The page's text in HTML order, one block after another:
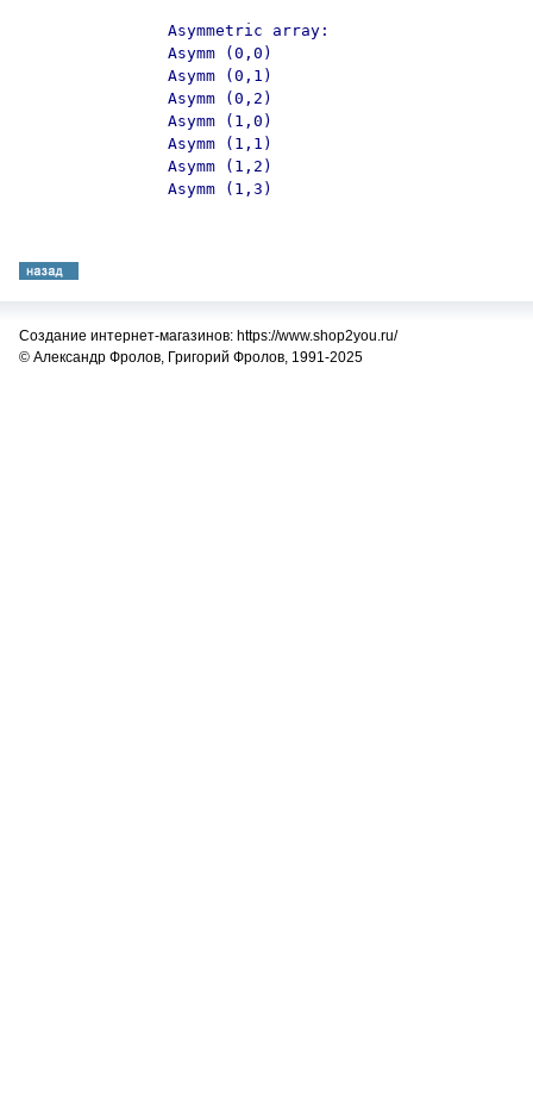
Asymmetric array:
Asymm (0,0)
Asymm (0,1)
Asymm (0,2)
Asymm (1,0)
Asymm (1,1)
Asymm (1,2)
Asymm (1,3)
Создание интернет-магазинов: https://www.shop2you.ru/
© Александр Фролов, Григорий Фролов, 1991-2025